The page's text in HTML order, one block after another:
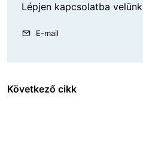
Lépjen kapcsolatba velünk
E-mail
Következő cikk